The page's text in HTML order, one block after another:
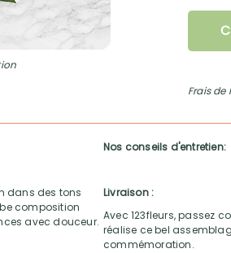
Frais de
dans des tons
composition
avec douceur.
Nos conseils d'entretien:
Livraison :
Avec 123fleurs, passez
réalise ce bel
commémoration.